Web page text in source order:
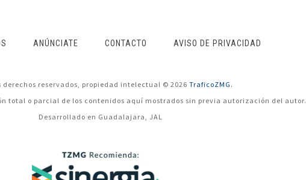
ANÚNCIATE CONTACTO AVISO DE PRIVACIDAD
derechos reservados, propiedad intelectual © 2026 TraficoZMG.
total o parcial de los contenidos aquí mostrados sin previa autorización del autor.
Desarrollado en Guadalajara, JAL